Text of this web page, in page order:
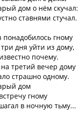
дом о нём скучал:
ставнями стучал.
понадобилось гному
дня уйти из дому,
почему.
третий вечер дому
страшно одному.
дом
гному
в ночную тьму...